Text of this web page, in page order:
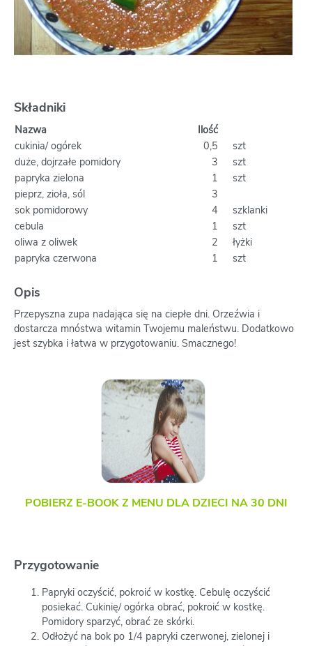
Składniki
Nazwa
Ilość
cukinia/ ogórek
0,5
szt
duże, dojrzałe pomidory
3
szt
papryka zielona
1
szt
pieprz, zioła, sól
3
sok pomidorowy
4
szklanki
cebula
1
szt
oliwa z oliwek
2
łyżki
papryka czerwona
1 szt
Opis
Przepyszna zupa nadająca się na ciepłe dni. Orzeźwia i
dostarcza mnóstwa witamin Twojemu maleństwu. Dodatkowo
jest szybka i łatwa w przygotowaniu. Smacznego!
POBIERZ E-BOOK Z MENU DLA DZIECI NA 30 DNI
Przygotowanie
Papryki oczyścić, pokroić w kostkę. Cebulę oczyścić
posiekać. Cukinię/ ogórka obrać, pokroić w kostkę.
Pomidory sparzyć, obrać ze skórki.
Odłożyć na bok po 1/4 papryki czerwonej, zielonej i